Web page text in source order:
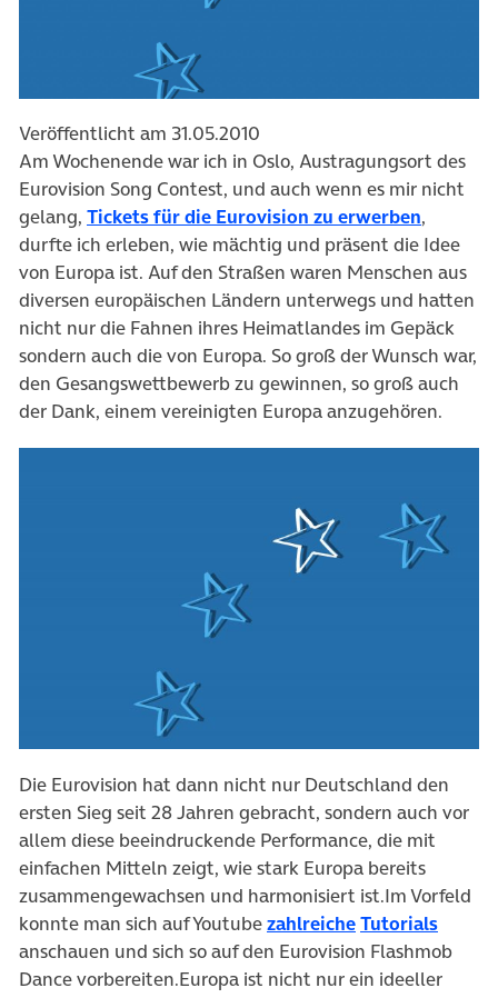
Veröffentlicht am 31.05.2010
Am Wochenende war ich in Oslo, Austragungsort des
Eurovision Song Contest, und auch wenn es mir nicht
gelang, Tickets für die Eurovision zu erwerben(öffnet
,
durfte ich erleben, wie mächtig und präsent die Idee
von Europa ist. Auf den Straßen waren Menschen aus
diversen europäischen Ländern unterwegs und hatten
nicht nur die Fahnen ihres Heimatlandes im Gepäck
sondern auch die von Europa. So groß der Wunsch war,
den Gesangswettbewerb zu gewinnen, so groß auch
der Dank, einem vereinigten Europa anzugehören.
Die Eurovision hat dann nicht nur Deutschland den
ersten Sieg seit 28 Jahren gebracht, sondern auch vor
allem diese beeindruckende Performance, die mit
einfachen Mitteln zeigt, wie stark Europa bereits
zusammengewachsen und harmonisiert ist.Im Vorfeld
konnte man sich auf Youtubezahlreiche(öffnet in
Tutorials(öffnet
anschauen und sich so auf den Eurovision Flashmob
Dance vorbereiten.Europa ist nicht nur ein ideeller